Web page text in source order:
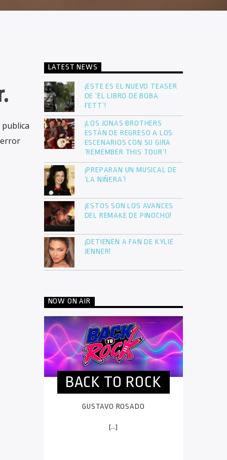
LATEST NEWS
¡ESTE ES EL NUEVO TEASER
DE ‘EL LIBRO DE BOBA
FETT’!
¡LOS JONAS BROTHERS
ESTÁN DE REGRESO A LOS
ESCENARIOS CON SU GIRA
‘REMEMBER THIS TOUR’!
¡PREPARAN UN MUSICAL DE
‘LA NIÑERA’!
¡ESTOS SON LOS AVANCES
DEL REMAKE DE PINOCHO!
¡DETIENEN A FAN DE KYLIE
JENNER!
NOW ON AIR
BACK TO ROCK
GUSTAVO ROSADO
[...]